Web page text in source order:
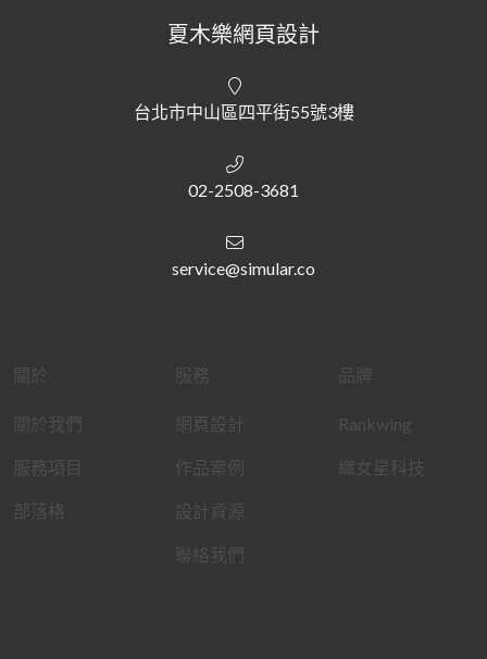
夏木樂網頁設計
台北市中山區四平街55號3樓
02-2508-3681
service@simular.co
關於
關於我們
服務項目
部落格
服務
網頁設計
作品案例
設計資源
聯絡我們
品牌
Rankwing
織女星科技